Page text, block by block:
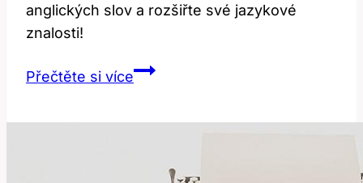
anglických slov a rozšiřte své jazykové
znalosti!
Přečtěte si víceCo